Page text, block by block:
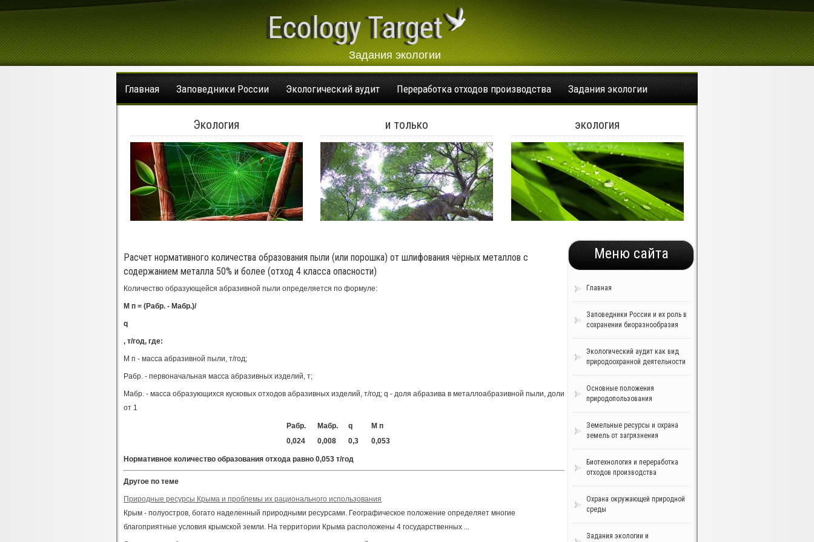
Ecology Target
Задания экологии
Главная Заповедники России Экологический аудит Переработка отходов производства Задания экологии
Экология и только экология
Меню сайта
Главная
Заповедники России и их роль в
сохранении биоразнообразия
Экологический аудит как вид
природоохранной деятельности
Основные положения
природопользования
Земельные ресурсы и охрана
земель от загрязнения
Биотехнология и переработка
отходов производства
Охрана окружающей природной
среды
Задания экологии и
Расчет нормативного количества образования пыли (или порошка) от шлифования чёрных металлов с
содержанием металла 50% и более (отход 4 класса опасности)
Количество образующейся абразивной пыли определяется по формуле:
М п = (Рабр. - Мабр.)/
q
, т/год, где:
М п - масса абразивной пыли, т/год;
Рабр. - первоначальная масса абразивных изделий, т;
Мабр. - масса образующихся кусковых отходов абразивных изделий, т/год; q - доля абразива в металлоабразивной пыли, доли
от 1
Рабр. Мабр. q
М п
0,024
0,008 0,3 0,053
Нормативное количество образования отхода равно 0,053 т/год
Другое по теме
Природные ресурсы Крыма и проблемы их рационального использования
Крым - полуостров, богато наделенный природными ресурсами. Географическое положение определяет многие
благоприятные условия крымской земли. На территории Крыма расположены 4 государственных ...